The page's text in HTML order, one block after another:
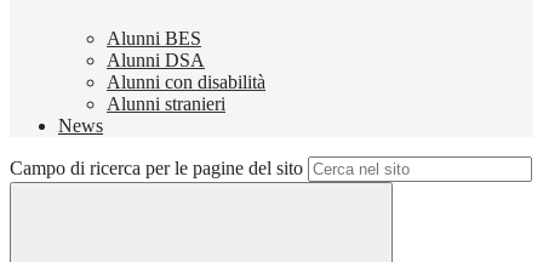
Alunni BES
Alunni DSA
Alunni con disabilità
Alunni stranieri
News
Campo di ricerca per le pagine del sito